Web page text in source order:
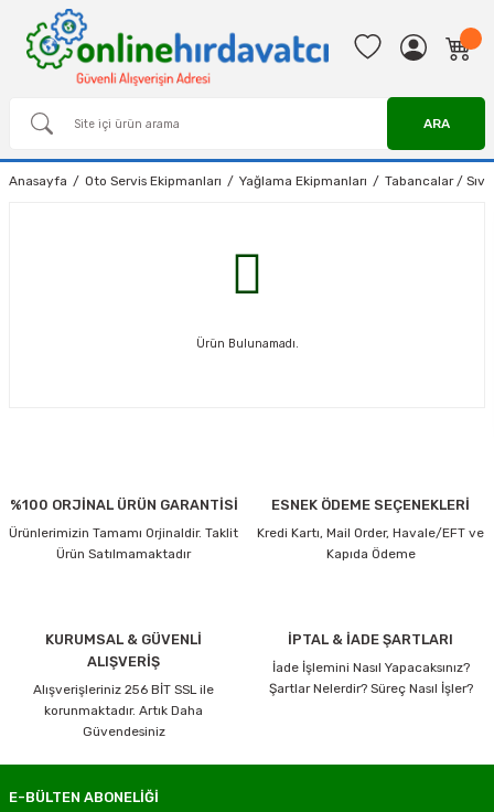
ARA
Anasayfa Oto Servis Ekipmanları Yağlama Ekipmanları Tabancalar / Sıvı
Ürün Bulunamadı.
%100 ORJİNAL ÜRÜN GARANTİSİ
Ürünlerimizin Tamamı Orjinaldir. Taklit
Ürün Satılmamaktadır
ESNEK ÖDEME SEÇENEKLERİ
Kredi Kartı, Mail Order, Havale/EFT ve
Kapıda Ödeme
KURUMSAL & GÜVENLİ
ALIŞVERİŞ
Alışverişleriniz 256 BİT SSL ile
korunmaktadır. Artık Daha
Güvendesiniz
İPTAL & İADE ŞARTLARI
İade İşlemini Nasıl Yapacaksınız?
Şartlar Nelerdir? Süreç Nasıl İşler?
E-BÜLTEN ABONELİĞİ